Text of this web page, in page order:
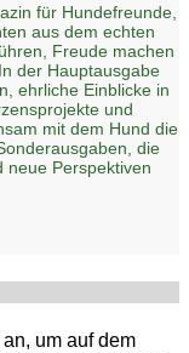
für Hundefreunde,
aus dem echten
Freude machen
der Hauptausgabe
ehrliche Einblicke in
und
mit dem Hund die
die
neue Perspektiven
um auf dem